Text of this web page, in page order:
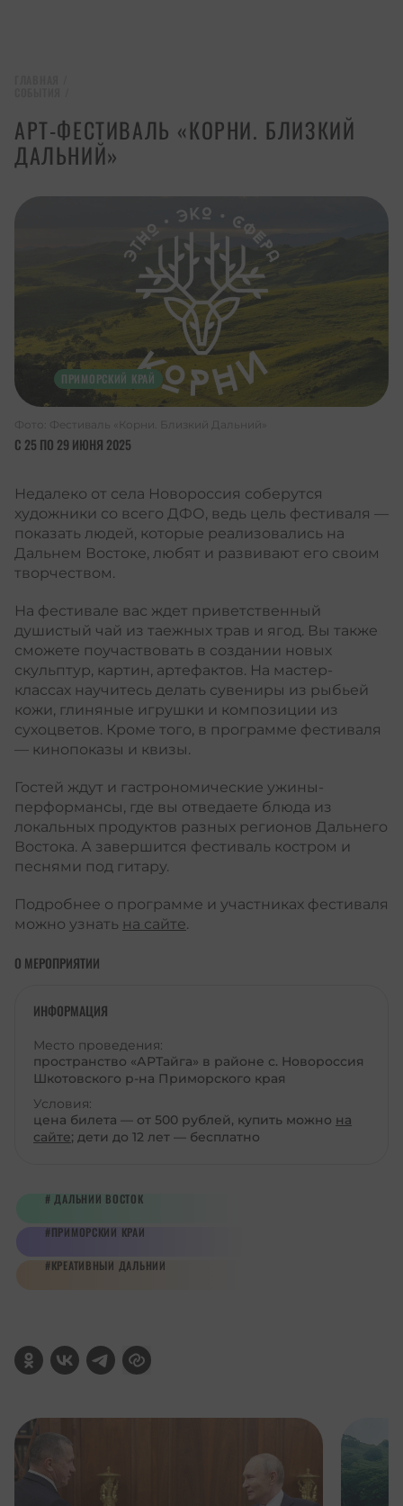
АРТ-ФЕСТИВАЛЬ «КОРНИ. БЛИЗКИЙ
ДАЛЬНИЙ»
ПРИМОРСКИЙ КРАЙ
С 25 ПО 29 ИЮНЯ 2025
Фото: Фестиваль «Корни. Близкий Дальний»
Недалеко от села Новороссия соберутся
художники со всего ДФО, ведь цель фестиваля —
показать людей, которые реализовались на
Дальнем Востоке, любят и развивают его своим
творчеством.
На фестивале вас ждет приветственный
душистый чай из таежных трав и ягод. Вы также
сможете поучаствовать в создании новых
скульптур, картин, артефактов. На мастер-
классах научитесь делать сувениры из рыбьей
кожи, глиняные игрушки и композиции из
сухоцветов. Кроме того, в программе фестиваля
— кинопоказы и квизы.
Гостей ждут и гастрономические ужины-
перформансы, где вы отведаете блюда из
локальных продуктов разных регионов Дальнего
Востока. А завершится фестиваль костром и
песнями под гитару.
Подробнее о программе и участниках фестиваля
можно узнать на сайте.
О МЕРОПРИЯТИИ
ИНФОРМАЦИЯ
Место проведения:
пространство «АРТайга» в районе с. Новороссия
Шкотовского р-на Приморского края
Условия:
цена билета — от 500 рублей, купить можно на
сайте; дети до 12 лет — бесплатно
ДАЛЬНИЙ ВОСТОК
ПРИМОРСКИЙ КРАЙ
КРЕАТИВНЫЙ ДАЛЬНИЙ